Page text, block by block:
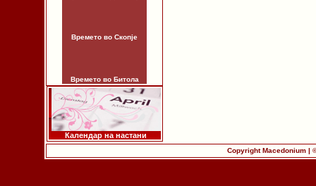
Времето во Скопје
Времето во Битола
Календар на настани
Copyright Macedonium |